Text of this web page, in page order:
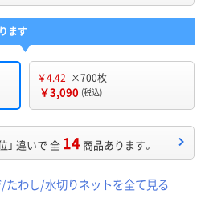
ます
￥4.42 ×700枚
￥3,090 (税込)
」 違いで 全 14 商品あります。
たわし/水切りネットを全て見る